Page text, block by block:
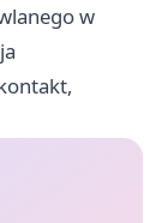
w